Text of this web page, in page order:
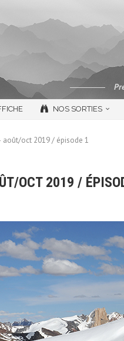
NOS SORTIES
août/oct 2019 / épisode 1
OCT 2019 /